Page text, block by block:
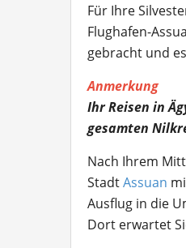
Für Ihre
Flughafen-
gebracht und
Anmerkung
Ihr Reisen in
gesamten
Nach Ihrem
StadtAssuan
Ausflug in die
Dort erwartet